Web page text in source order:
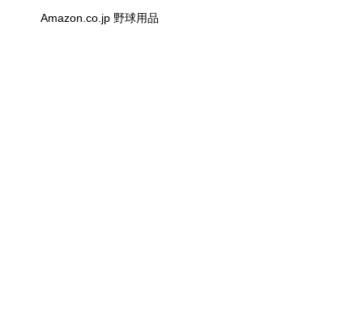
Amazon.co.jp 野球用品